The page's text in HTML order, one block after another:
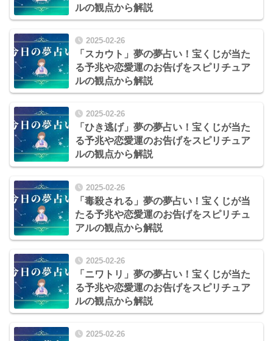
ルの観点から解説
2025-02-26
「スカウト」夢の夢占い！宝くじが当た
る予兆や恋愛運のお告げをスピリチュア
ルの観点から解説
2025-02-26
「ひき逃げ」夢の夢占い！宝くじが当た
る予兆や恋愛運のお告げをスピリチュア
ルの観点から解説
2025-02-26
「毒殺される」夢の夢占い！宝くじが当
たる予兆や恋愛運のお告げをスピリチュ
アルの観点から解説
2025-02-26
「ニワトリ」夢の夢占い！宝くじが当た
る予兆や恋愛運のお告げをスピリチュア
ルの観点から解説
2025-02-26